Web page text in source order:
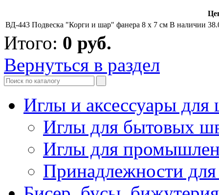
ВД-443 Подвеска "Корги и шар" фанера 8 x 7 см В наличии
Итого: 0 руб.
Вернуться в раздел
Иглы и аксессуары
Иглы для бытовых
Иглы для
Принадлежности